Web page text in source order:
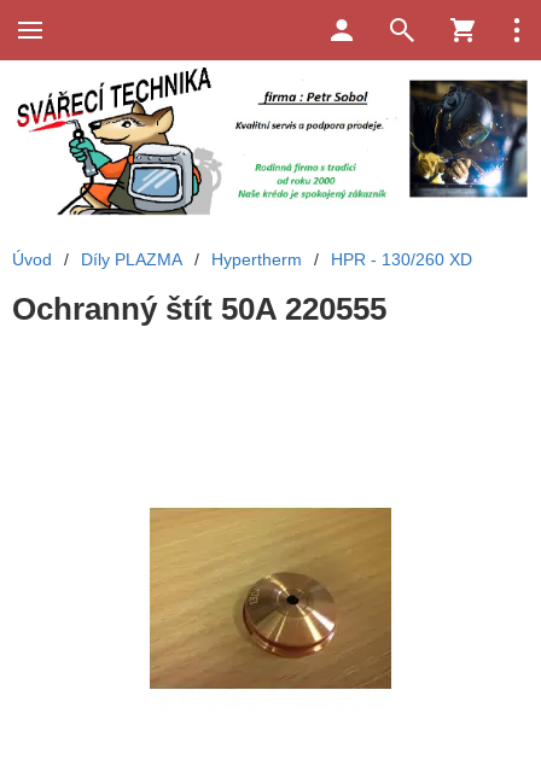
Úvod / Díly PLAZMA / Hypertherm / HPR - 130/260 XD
Ochranný štít 50A 220555